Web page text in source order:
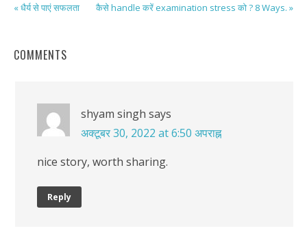
« धैर्य से पाएं सफलता कैसे handle करें examination stress को ? 8 Ways. »
COMMENTS
shyam singh says
अक्टूबर 30, 2022 at 6:50 अपराह्न
nice story, worth sharing.
Reply